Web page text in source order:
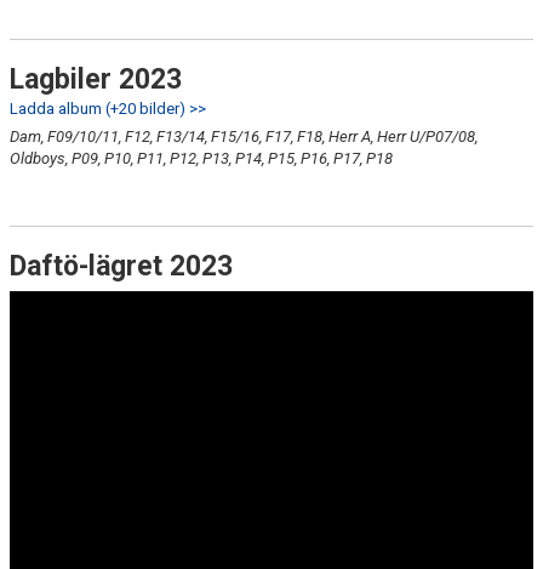
Lagbiler 2023
Ladda album (+20 bilder) >>
Dam, F09/10/11, F12, F13/14, F15/16, F17, F18, Herr A, Herr U/P07/08,
Oldboys, P09, P10, P11, P12, P13, P14, P15, P16, P17, P18
Daftö-lägret 2023